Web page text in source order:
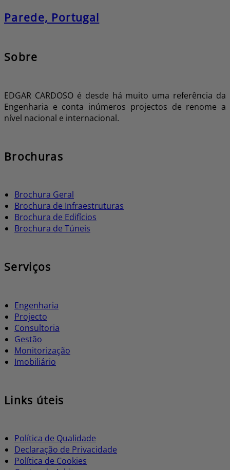
Parede, Portugal
Sobre
EDGAR CARDOSO é desde há muito uma referência da
Engenharia e conta inúmeros projectos de renome a
nível nacional e internacional.
Brochuras
Brochura Geral
Brochura de Infraestruturas
Brochura de Edifícios
Brochura de Túneis
Serviços
Engenharia
Projecto
Consultoria
Gestão
Monitorização
Imobiliário
Links úteis
Política de Qualidade
Declaração de Privacidade
Política de Cookies